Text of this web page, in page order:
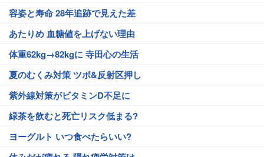
容姿と寿命 28年追跡で見えた差
あたりめ 血糖値を上げない理由
体重62kg→82kgに 寺田心の生活
夏のむくみ対策 ツボ&反射区押し
紫外線対策がビタミンD不足に
緑茶を飲むと死亡リスク低まる?
ヨーグルト いつ食べたらいい?